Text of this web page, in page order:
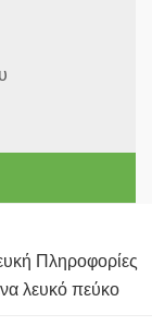
Πληροφορίες
λευκό πεύκο